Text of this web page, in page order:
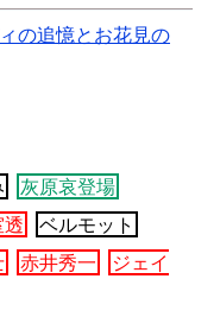
の追憶とお花見の
灰原哀登場
透
ベルモット
赤井秀一
ジェイ